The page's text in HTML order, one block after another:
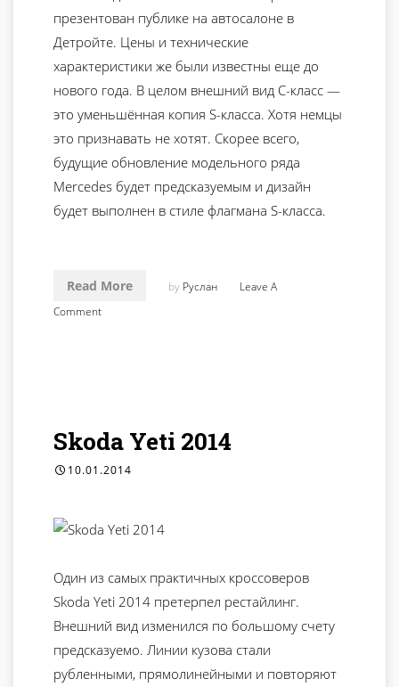
презентован публике на автосалоне в
Детройте. Цены и технические
характеристики же были известны еще до
нового года. В целом внешний вид С-класс —
это уменьшённая копия S-класса. Хотя немцы
это признавать не хотят. Скорее всего,
будущие обновление модельного ряда
Mercedes будет предсказуемым и дизайн
будет выполнен в стиле флагмана S-класса.
Read More by Руслан
Leave A
Comment
Skoda Yeti 2014
10.01.2014
Один из самых практичных кроссоверов
Skoda Yeti 2014 претерпел рестайлинг.
Внешний вид изменился по большому счету
предсказуемо. Линии кузова стали
рубленными, прямолинейными и повторяют